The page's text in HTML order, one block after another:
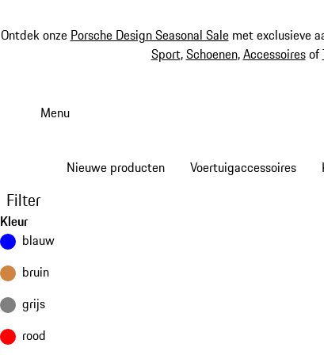
Ontdek onze Porsche Design Seasonal Salemet exclusieve
Sport,Schoenen,Accessoiresof
Menu
Nieuwe producten Voertuigaccessoires
Filter
Kleur
blauw
bruin
grijs
rood